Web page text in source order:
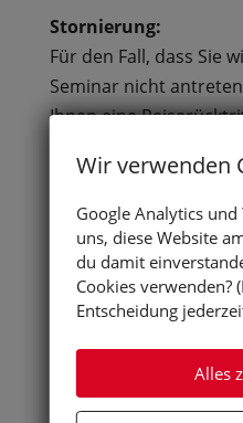
Stornierung:
Für den Fall, dass Sie
Seminar nicht
Ihnen eine
bietet dies die ERGO
https://www.ergo-
reiseversicherung.de/
Es gibt jedoch
Sie wollen
Berufsfindung
Wir verwenden
Google Analytics und
uns, diese Website
du damit
Cookies verwenden?
Entscheidung
Alles